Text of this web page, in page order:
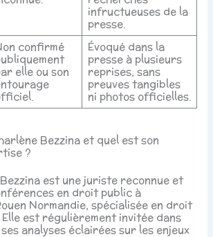
infructueuses de la
presse.
confirmé
elle ou son
Évoqué dans la
presse à plusieurs
reprises, sans
preuves tangibles
ni photos officielles.
Bezzina et quel est son
?
est une juriste reconnue et
en droit public à
Normandie, spécialisée en droit
est régulièrement invitée dans
analyses éclairées sur les enjeux